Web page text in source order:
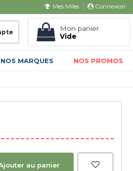
Mes Miles Connexion
Mon panier
Vide
NOS MARQUES NOS PROMOS
au panier